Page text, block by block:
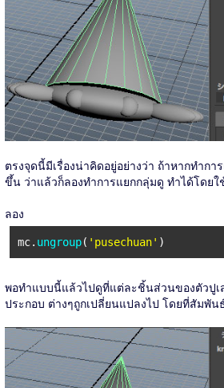
ตรงจุดนี้มีเรื่องน่าคิดอยู่อย่างว่า ถ้าหากทำกา
ขึ้น ว่าแล้วก็ลองทำการแยกกลุ่มดู ทำได้โดย
ลอง
mc. ungroup( 'pusechuan' )
พอทำแบบนี้แล้วไปดูที่แต่ละชิ้นส่วนของตัวปูเ
ประกอบ ต่างๆถูกเปลี่ยนแปลงไป โดยที่สัมพั